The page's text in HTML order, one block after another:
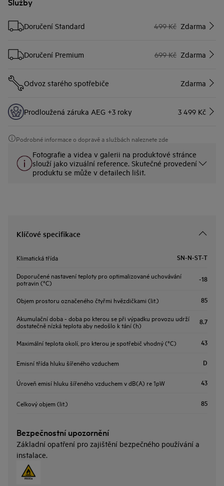
Doručení Standard 499 Kč Zdarma
Doručení Premium 699 Kč Zdarma
Odvoz starého spotřebiče Zdarma
Prodloužená záruka AEG +3 roky 3 499 Kč
Podrobné informace o dopravě a službách naleznete zde
Fotografie a videa v galerii na produktové stránce
slouží jako vizuální reference. Skutečné provedení
produktu se může v detailech lišit.
Klíčové specifikace
Klimatická třída SN-N-ST-T
Doporučené nastavení teploty pro optimalizované uchovávání
potravin (°C) -18
Objem prostoru označeného čtyřmi hvězdičkami (lit.) 85
Akumulační doba - doba po kterou se při výpadku provozu udrží
dostatečně nízká teplota aby nedošlo k tání (h) 8.7
Maximální teplota okolí, pro kterou je spotřebič vhodný (°C) 43
Emisní třída hluku šířeného vzduchem D
Úroveň emisí hluku šířeného vzduchem v dB(A) re 1pW 43
Celkový objem (lit.) 85
Bezpečnostní upozornění
Základní opatření pro zajištění bezpečného používání a
instalace.